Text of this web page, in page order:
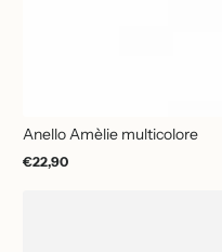
Anello Amèlie multicolore
Prezzo
€22,90